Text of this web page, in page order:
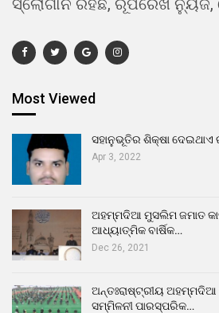
Most Viewed
ସହାନୁଭୂତିର ଶିକ୍ଷା ଦେଇଥାଏ
Apr 3, 2022
ଅହମ୍ମଦିଆ ମୁସଲିମ ଜମାତ
ଆଧ୍ୟାତ୍ମିକ ବାର୍ଷିକ…
Dec 26, 2021
ଅନ୍ତଃରାଷ୍ଟ୍ରୀୟ ଅହମ୍ମଦିଆ
ସମ୍ମିଳନୀ ପାରସ୍ପରିକ…